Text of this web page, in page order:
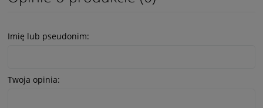
Imię lub pseudonim:
Twoja opinia: